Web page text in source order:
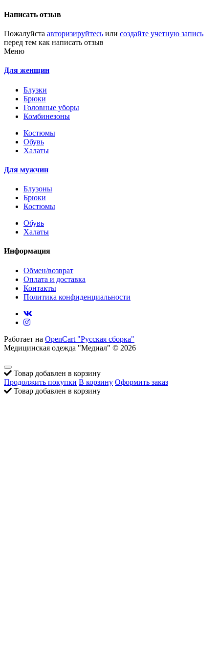
Написать отзыв
Пожалуйста авторизируйтесь или создайте учетную запись
перед тем как написать отзыв
Меню
Для женщин
Блузки
Брюки
Головные уборы
Комбинезоны
Костюмы
Обувь
Халаты
Для мужчин
Блузоны
Брюки
Костюмы
Обувь
Халаты
Информация
Обмен/возврат
Оплата и доставка
Контакты
Политика конфиденциальности
Работает на OpenCart "Русская сборка"
Медицинская одежда "Медиал" © 2026
Товар добавлен в корзину
Продолжить покупки В корзину Оформить заказ
Товар добавлен в корзину